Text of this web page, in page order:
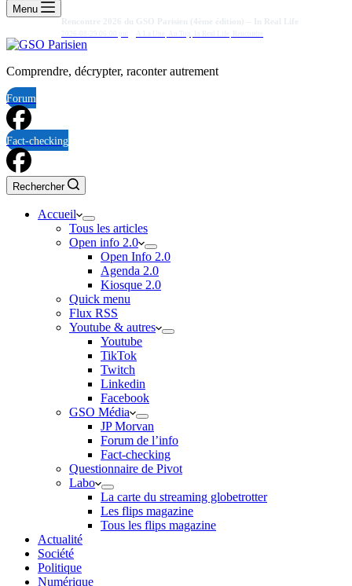
Menu
Comprendre, décrypter, raconter autrement
Forum
Fact-checking
Rechercher
Accueil
Tous les articles
Open info 2.0
Open Info 2.0
Agenda 2.0
Kiosque 2.0
Quick menu
Flux RSS
Youtube & autres
Youtube
TikTok
Twitch
Linkedin
Facebook
GSO Média
JP Morvan
Forum de l’info
Fact-checking
Questionnaire de Pivot
Labo
La carte du streaming globetrotter
Les flips magazine
Tous les flips magazine
Actualité
Société
Politique
Numérique